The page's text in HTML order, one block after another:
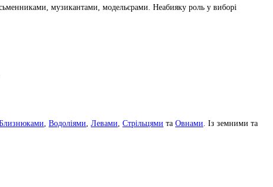
музикантами, модельєрами. Неабияку роль у виборі
Водоліями Левами Стрільцями та Овнами . Із земними та